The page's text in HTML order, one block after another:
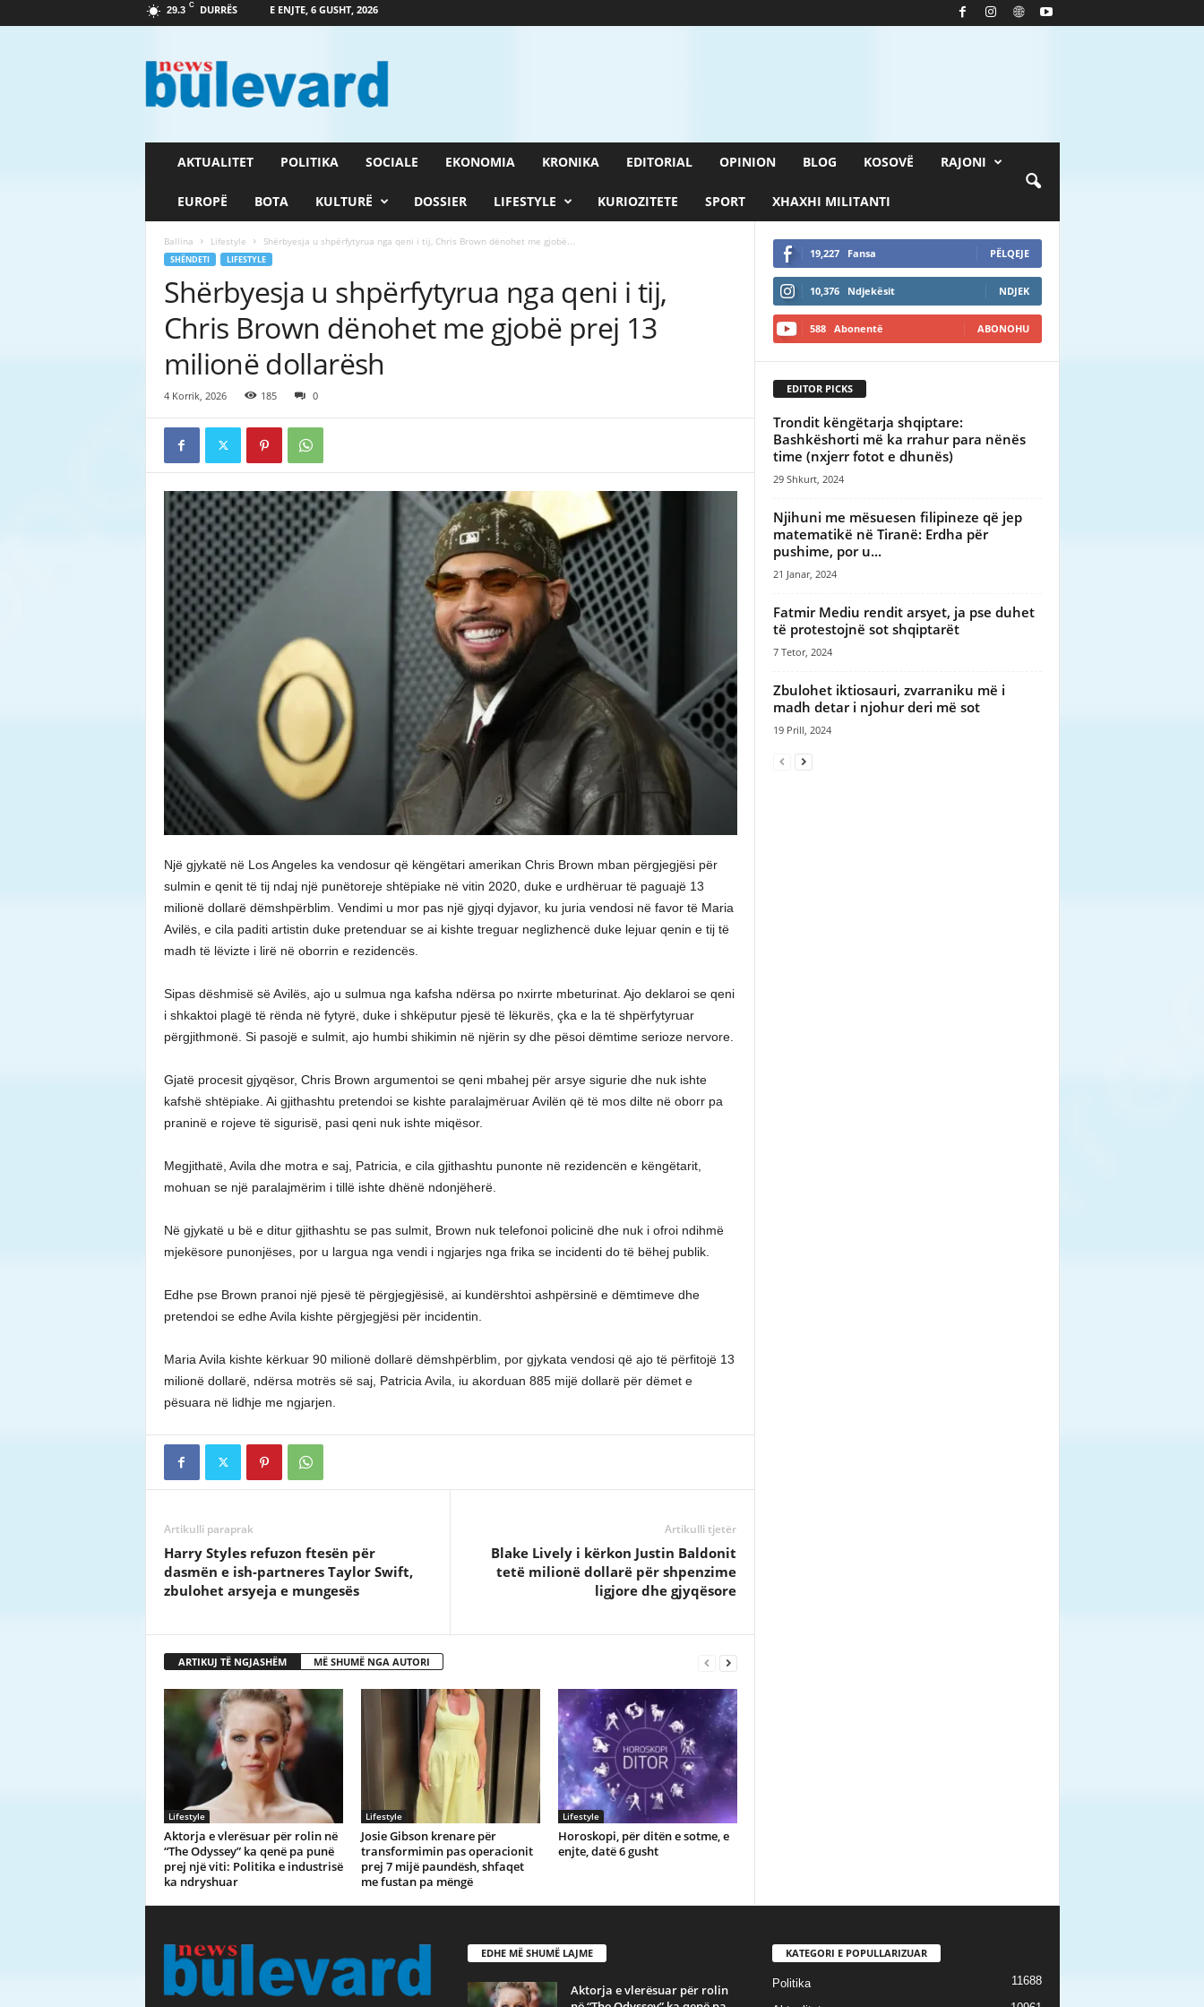
29.3 C DURRËS E ENJTE, 6 GUSHT, 2026
a
AKTUALITET POLITIKA SOCIALE EKONOMIA KRONIKA EDITORIAL OPINION BLOG KOSOVË RAJONI
EUROPË BOTA KULTURË DOSSIER LIFESTYLE KURIOZITETE SPORT XHAXHI MILITANTI
Ballina Lifestyle Shërbyesja u shpërfytyrua nga qeni i tij, Chris Brown dënohet me gjobë...
SHËNDETI LIFESTYLE
Shërbyesja u shpërfytyrua nga qeni i tij,
Chris Brown dënohet me gjobë prej 13
milionë dollarësh
4 Korrik, 2026 185 0
Një gjykatë në Los Angeles ka vendosur që këngëtari amerikan Chris Brown mban përgjegjësi për
sulmin e qenit të tij ndaj një punëtoreje shtëpiake në vitin 2020, duke e urdhëruar të paguajë 13
milionë dollarë dëmshpërblim. Vendimi u mor pas një gjyqi dyjavor, ku juria vendosi në favor të Maria
Avilës, e cila paditi artistin duke pretenduar se ai kishte treguar neglizhencë duke lejuar qenin e tij të
madh të lëvizte i lirë në oborrin e rezidencës.
Sipas dëshmisë së Avilës, ajo u sulmua nga kafsha ndërsa po nxirrte mbeturinat. Ajo deklaroi se qeni
i shkaktoi plagë të rënda në fytyrë, duke i shkëputur pjesë të lëkurës, çka e la të shpërfytyruar
përgjithmonë. Si pasojë e sulmit, ajo humbi shikimin në njërin sy dhe pësoi dëmtime serioze nervore.
Gjatë procesit gjyqësor, Chris Brown argumentoi se qeni mbahej për arsye sigurie dhe nuk ishte
kafshë shtëpiake. Ai gjithashtu pretendoi se kishte paralajmëruar Avilën që të mos dilte në oborr pa
praninë e rojeve të sigurisë, pasi qeni nuk ishte miqësor.
Megjithatë, Avila dhe motra e saj, Patricia, e cila gjithashtu punonte në rezidencën e këngëtarit,
mohuan se një paralajmërim i tillë ishte dhënë ndonjëherë.
Në gjykatë u bë e ditur gjithashtu se pas sulmit, Brown nuk telefonoi policinë dhe nuk i ofroi ndihmë
mjekësore punonjëses, por u largua nga vendi i ngjarjes nga frika se incidenti do të bëhej publik.
Edhe pse Brown pranoi një pjesë të përgjegjësisë, ai kundërshtoi ashpërsinë e dëmtimeve dhe
pretendoi se edhe Avila kishte përgjegjësi për incidentin.
Maria Avila kishte kërkuar 90 milionë dollarë dëmshpërblim, por gjykata vendosi që ajo të përfitojë 13
milionë dollarë, ndërsa motrës së saj, Patricia Avila, iu akorduan 885 mijë dollarë për dëmet e
pësuara në lidhje me ngjarjen.
Artikulli paraprak
Harry Styles refuzon ftesën për
dasmën e ish-partneres Taylor Swift,
zbulohet arsyeja e mungesës
Artikulli tjetër
Blake Lively i kërkon Justin Baldonit
tetë milionë dollarë për shpenzime
ligjore dhe gjyqësore
ARTIKUJ TË NGJASHËM MË SHUMË NGA AUTORI
Lifestyle
Aktorja e vlerësuar për rolin në
“The Odyssey” ka qenë pa punë
prej një viti: Politika e industrisë
ka ndryshuar
Lifestyle
Josie Gibson krenare për
transformimin pas operacionit
prej 7 mijë paundësh, shfaqet
me fustan pa mëngë
Lifestyle
Horoskopi, për ditën e sotme, e
enjte, datë 6 gusht
19,227 Fansa PËLQEJE
10,376 Ndjekësit NDJEK
588 Abonentë ABONOHU
EDITOR PICKS
Trondit këngëtarja shqiptare:
Bashkëshorti më ka rrahur para nënës
time (nxjerr fotot e dhunës)
29 Shkurt, 2024
Njihuni me mësuesen filipineze që jep
matematikë në Tiranë: Erdha për
pushime, por u...
21 Janar, 2024
Fatmir Mediu rendit arsyet, ja pse duhet
të protestojnë sot shqiptarët
7 Tetor, 2024
Zbulohet iktiosauri, zvarraniku më i
madh detar i njohur deri më sot
19 Prill, 2024
EDHE MË SHUMË LAJME
Aktorja e vlerësuar për rolin
KATEGORI E POPULLARIZUAR
Politika 11688